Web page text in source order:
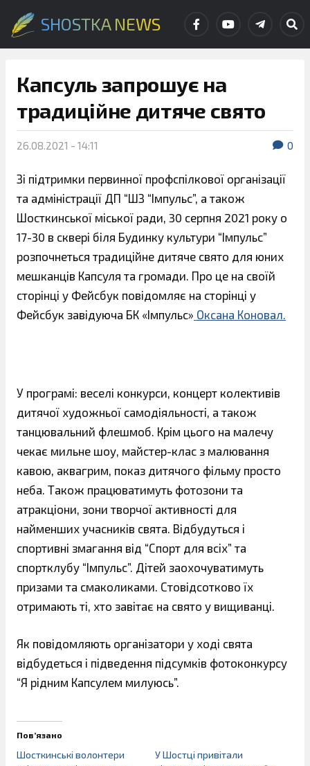
SHOSTKA NEWS
Капсуль запрошує на
традиційне дитяче свято
26.08.2021 - 14:11 0
Зі підтримки первинної профспілкової організації
та адміністрації ДП “ШЗ “Імпульс”, а також
Шосткинської міської ради, 30 серпня 2021 року о
17-30 в сквері біля Будинку культури “Імпульс”
розпочнеться традиційне дитяче свято для юних
мешканців Капсуля та громади. Про це на своїй
сторінці у Фейсбук повідомляє на сторінці у
Фейсбук завідуюча БК «Імпульс» Оксана Коновал.
У програмі: веселі конкурси, концерт колективів
дитячої художньої самодіяльності, а також
танцювальний флешмоб. Крім цього на малечу
чекає мильне шоу, майстер-клас з малювання
кавою, аквагрим, показ дитячого фільму просто
неба. Також працюватимуть фотозони та
атракціони, зони творчої активності для
найменших учасників свята. Відбудуться і
спортивні змагання від “Спорт для всіх” та
спортклубу “Імпульс”. Дітей заохочуватимуть
призами та смаколиками. Стовідсотково їх
отримають ті, хто завітає на свято у вищиванці.
Як повідомляють організатори у ході свята
відбудеться і підведення підсумків фотоконкурсу
“Я рідним Капсулем милуюсь”.
Пов’язано
Шосткинські волонтери
У Шостці привітали